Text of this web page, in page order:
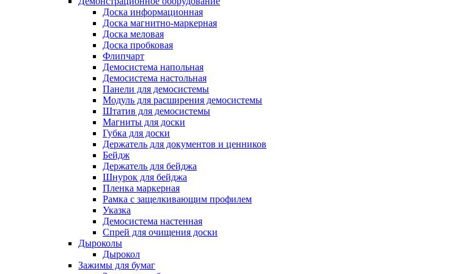
Доска информационная
Доска магнитно-маркерная
Доска меловая
Доска пробковая
Флипчарт
Демосистема напольная
Демосистема настольная
Панели для демосистемы
Модуль для расширения демосистемы
Штатив для демосистемы
Магниты для доски
Губка для доски
Держатель для документов и ценников
Бейдж
Держатель для бейджа
Шнурок для бейджа
Пленка маркерная
Рамка с защелкивающим профилем
Указка
Демосистема настенная
Спрей для очищения доски
Дыроколы
Дырокол
Зажимы для бумаг